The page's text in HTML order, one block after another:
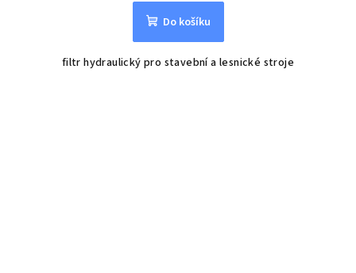
Do košíku
filtr hydraulický pro stavební a lesnické stroje